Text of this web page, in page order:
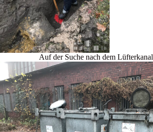
Auf der Suche nach dem Lüfterkanal